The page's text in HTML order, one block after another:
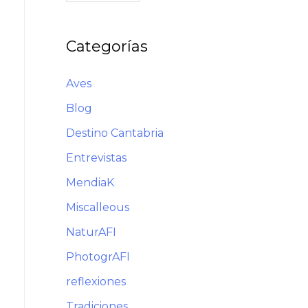
Categorías
Aves
Blog
Destino Cantabria
Entrevistas
MendiaK
Miscalleous
NaturAFI
PhotogrAFI
reflexiones